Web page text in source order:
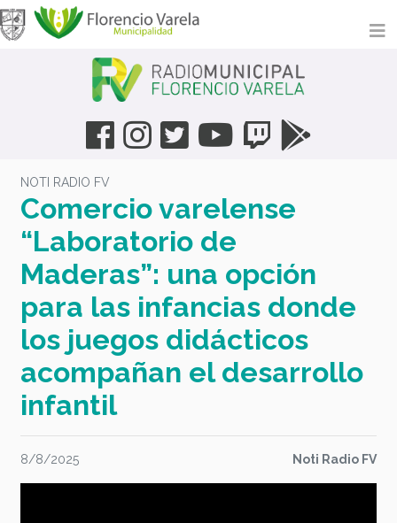
NOTI RADIO FV
Comercio varelense
“Laboratorio de
Maderas”: una opción
para las infancias donde
los juegos didácticos
acompañan el desarrollo
infantil
8/8/2025 Noti Radio FV